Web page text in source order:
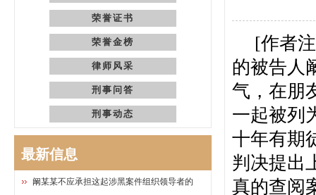
荣誉证书
荣誉金榜
律师风采
刑事问答
刑事动态
最新信息
阚某某不应承担这起涉黑案件组织领导者的
[作者注
的被告人
气，在朋
一起被列
十年有期
判决提出
真的查阅